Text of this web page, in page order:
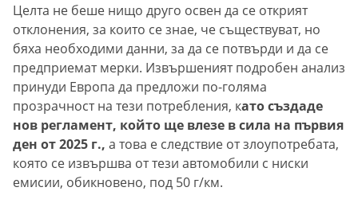
Целта не беше нищо друго освен да се открият
отклонения, за които се знае, че съществуват, но
бяха необходими данни, за да се потвърди и да се
предприемат мерки. Извършеният подробен анализ
принуди Европа да предложи по-голяма
прозрачност на тези потребления, като създаде
нов регламент, който ще влезе в сила на първия
ден от 2025 г., а това е следствие от злоупотребата,
която се извършва от тези автомобили с ниски
емисии, обикновено, под 50 г/км.